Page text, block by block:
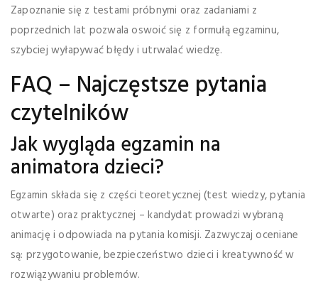
Zapoznanie się z testami próbnymi oraz zadaniami z
poprzednich lat pozwala oswoić się z formułą egzaminu,
szybciej wyłapywać błędy i utrwalać wiedzę.
FAQ – Najczęstsze pytania
czytelników
Jak wygląda egzamin na
animatora dzieci?
Egzamin składa się z części teoretycznej (test wiedzy, pytania
otwarte) oraz praktycznej – kandydat prowadzi wybraną
animację i odpowiada na pytania komisji. Zazwyczaj oceniane
są: przygotowanie, bezpieczeństwo dzieci i kreatywność w
rozwiązywaniu problemów.